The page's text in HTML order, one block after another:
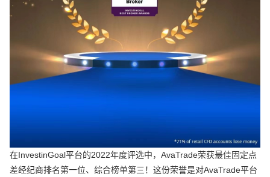
在InvestinGoal平台的2022年度评选中，AvaTrade荣获最佳固定点
差经纪商排名第一位、综合榜单第三！这份荣誉是对AvaTrade平台